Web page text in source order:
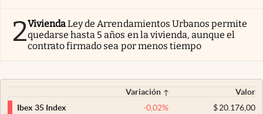
2ViviendaLey de Arrendamientos Urbanos permite
quedarse hasta 5 años en la vivienda, aunque el
contrato firmado sea por menos tiempo
Variación
Valor
Ibex 35 Index
-0,02% $20.176,00